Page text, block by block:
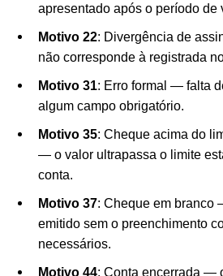
apresentado após o período de
Motivo 22: Divergência de
não corresponde à registrada
Motivo 31: Erro formal — falta
algum campo obrigatório.
Motivo 35: Cheque acima do
— o valor ultrapassa o limite
conta.
Motivo 37: Cheque em branco
emitido sem o preenchimento
necessários.
Motivo 44: Conta encerrada —